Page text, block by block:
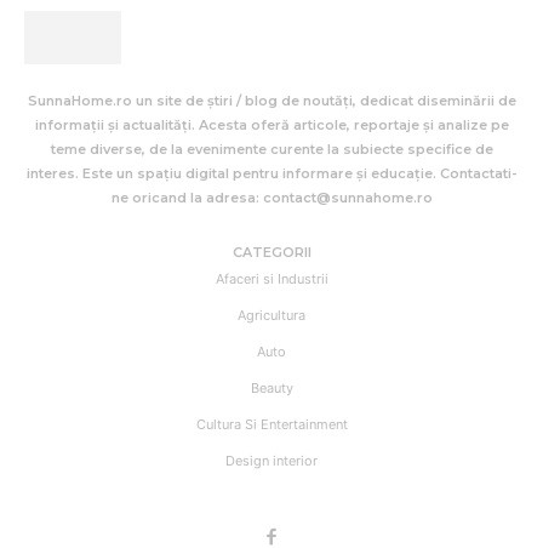
SunnaHome.ro un site de știri / blog de noutăți, dedicat diseminării de
informații și actualități. Acesta oferă articole, reportaje și analize pe
teme diverse, de la evenimente curente la subiecte specifice de
interes. Este un spațiu digital pentru informare și educație. Contactati-
ne oricand la adresa: contact@sunnahome.ro
CATEGORII
Afaceri si Industrii
Agricultura
Auto
Beauty
Cultura Si Entertainment
Design interior